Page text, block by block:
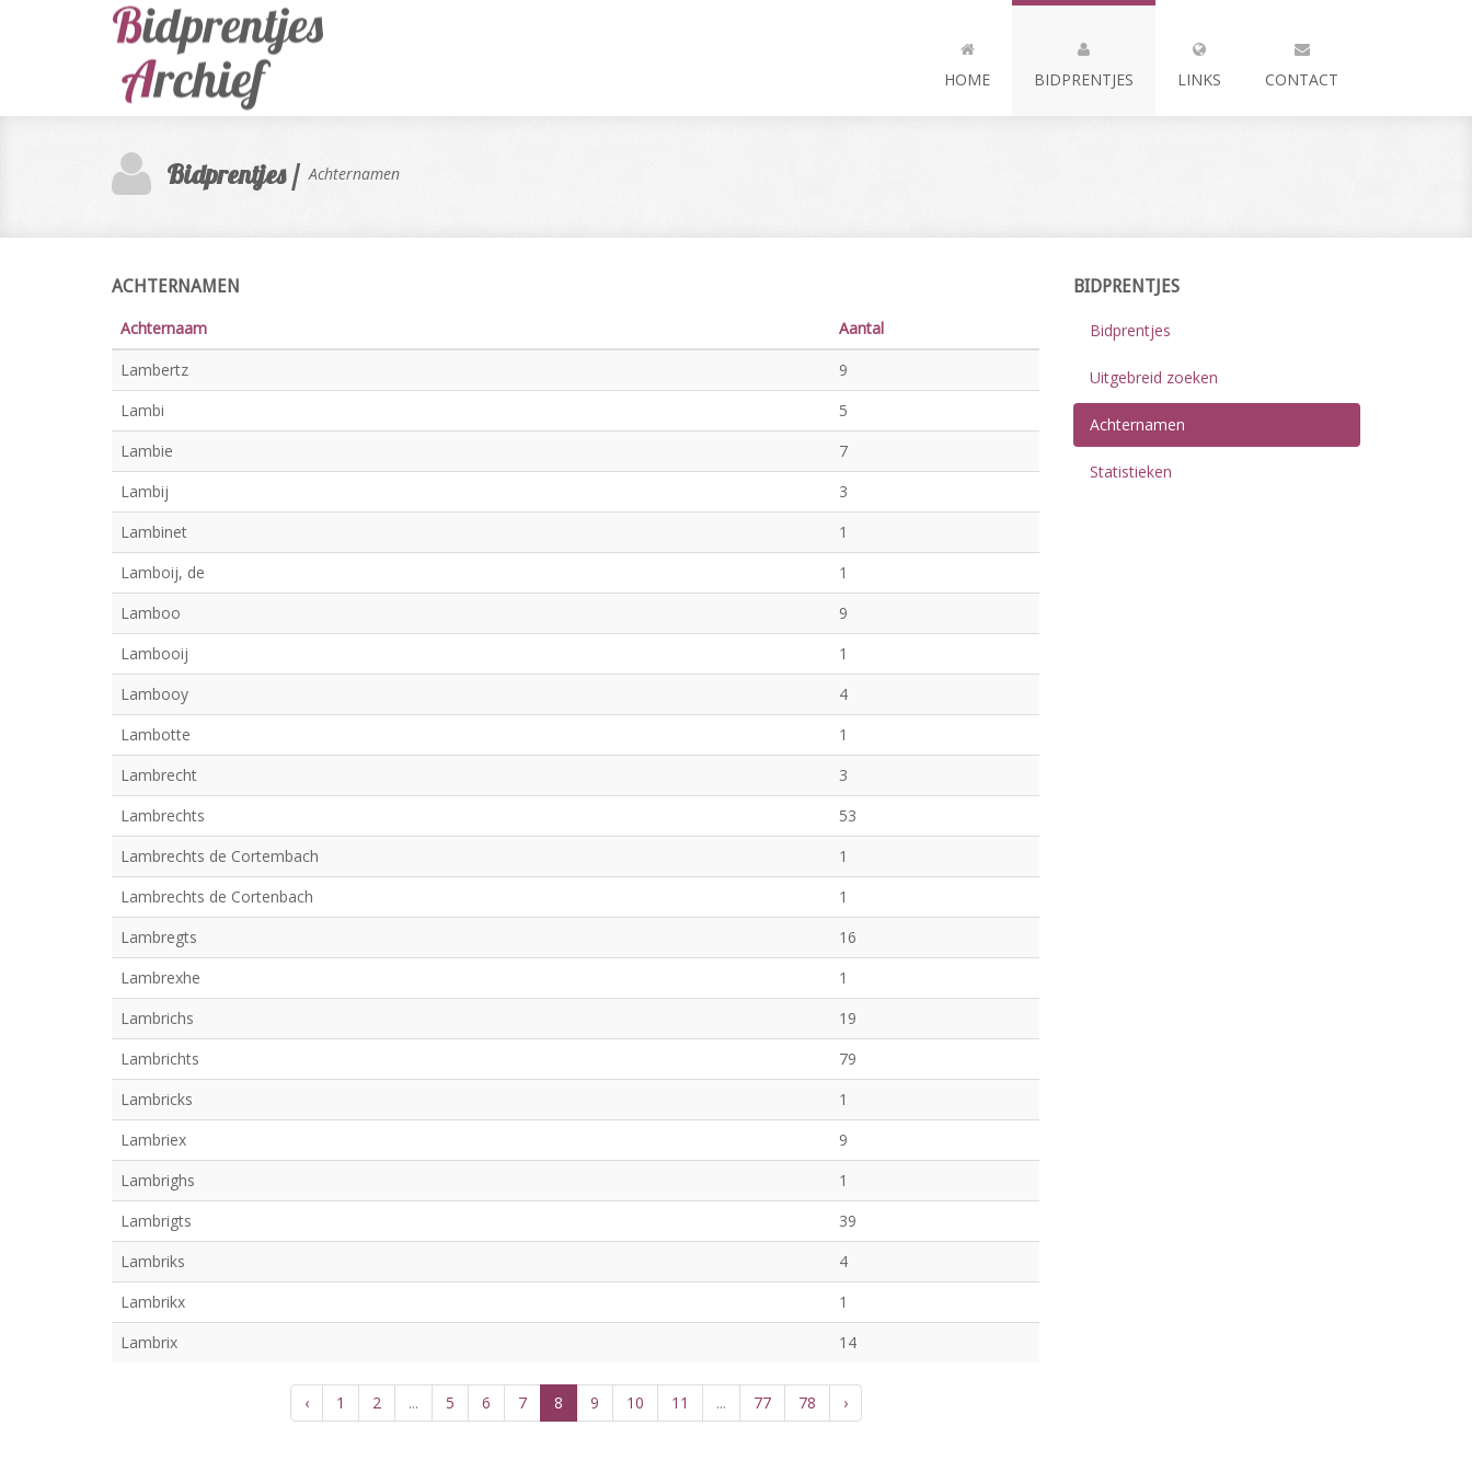
HOME BIDPRENTJES LINKS CONTACT
Bidprentjes / Achternamen
ACHTERNAMEN
Achternaam
Aantal
Lambertz
9
Lambi
5
Lambie
7
Lambij
3
Lambinet
1
Lamboij, de
1
Lamboo
9
Lambooij
1
Lambooy
4
Lambotte
1
Lambrecht
3
Lambrechts
53
Lambrechts de Cortembach
1
Lambrechts de Cortenbach
1
Lambregts
16
Lambrexhe
1
Lambrichs
19
Lambrichts
79
Lambricks
1
Lambriex
9
Lambrighs
1
Lambrigts
39
Lambriks
4
Lambrikx
1
Lambrix
14
‹ 1 2 ... 5 6 7 8 9 10 11 ... 77 78 ›
BIDPRENTJES
Bidprentjes
Uitgebreid zoeken
Achternamen
Statistieken